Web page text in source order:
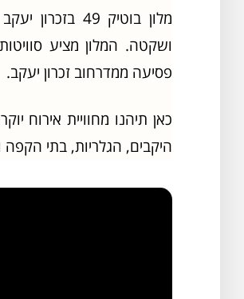
מלון בוטיק
ושקטה. המלון מציע
פסיעה ממדרחוב זכרון יעקב.
כאן תיהנו מחוויית אירוח
היקבים, הגלריות, בתי